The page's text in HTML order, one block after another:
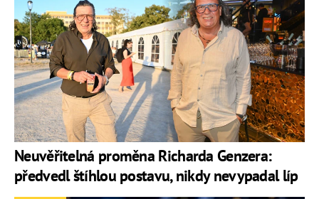
Neuvěřitelná proměna Richarda Genzera:
předvedl štíhlou postavu, nikdy nevypadal líp